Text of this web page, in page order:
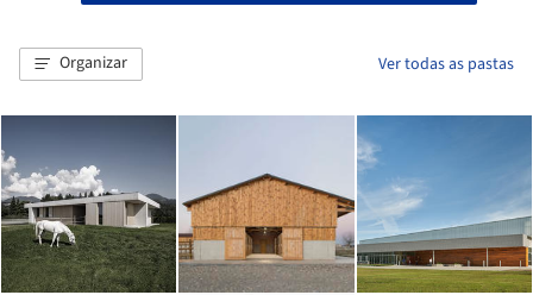
Organizar Ver todas as pastas